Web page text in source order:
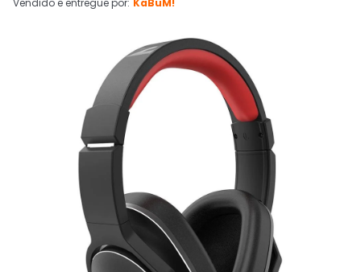
Ativar tradutor em libras
Vendido e entregue por: KaBuM!